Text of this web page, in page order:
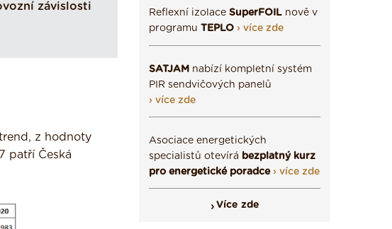
závislosti
z hodnoty
patří Česká
Reflexní izolace SuperFOIL nově v
programu TEPLO › více zde
SATJAM nabízí kompletní systém
PIR sendvičových panelů
› více zde
Asociace energetických
specialistů otevírá bezplatný kurz
pro energetické poradce › více zde
Více zde